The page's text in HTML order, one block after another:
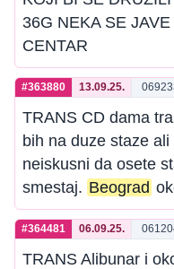
36G NEKA SE
CENTAR
#363880 13.09.25.
TRANS CD dama
bih na duze staze
neiskusni da osete
smestaj. Beograd
#364481 06.09.25.
TRANS Alibunar i